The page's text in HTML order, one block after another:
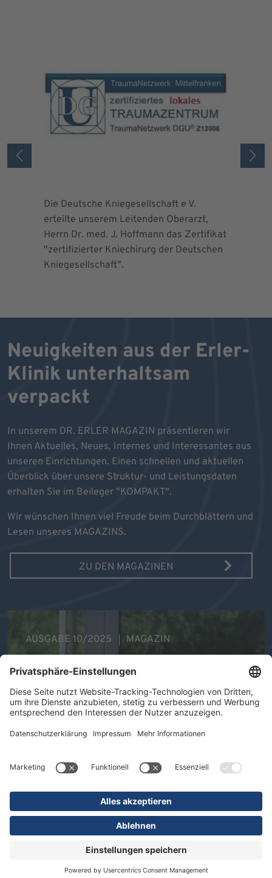
Die Deutsche Kniegesellschaft e V.
erteilte unserem Leitenden Oberarzt,
Herrn Dr. med. J. Hoffmann das Zertifikat
"zertifizierter Kniechirurg der Deutschen
Kniegesellschaft".
Neuigkeiten aus der Erler-
Klinik unterhaltsam
verpackt
In unserem DR. ERLER MAGAZIN präsentieren wir
Ihnen Aktuelles, Neues, Internes und Interessantes aus
unseren Einrichtungen. Einen schnellen und aktuellen
Überblick über unsere Struktur- und Leistungsdaten
erhalten Sie im Beileger "KOMPAKT".
Wir wünschen Ihnen viel Freude beim Durchblättern und
Lesen unseres MAGAZINS.
ZU DEN MAGAZINEN
Ihre Gesundheit im Mittelpunkt -
AUSGABE 10/2025 MAGAZIN